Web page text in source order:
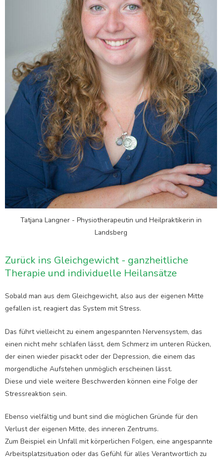
Tatjana Langner - Physiotherapeutin und Heilpraktikerin in
Landsberg
Zurück ins Gleichgewicht - ganzheitliche
Therapie und individuelle Heilansätze
Sobald man aus dem Gleichgewicht, also aus der eigenen Mitte
gefallen ist, reagiert das System mit Stress.
Das führt vielleicht zu einem angespannten Nervensystem, das
einen nicht mehr schlafen lässt, dem Schmerz im unteren Rücken,
der einen wieder pisackt oder der Depression, die einem das
morgendliche Aufstehen unmöglich erscheinen lässt.
Diese und viele weitere Beschwerden können eine Folge der
Stressreaktion sein.
Ebenso vielfältig und bunt sind die möglichen Gründe für den
Verlust der eigenen Mitte, des inneren Zentrums.
Zum Beispiel ein Unfall mit körperlichen Folgen, eine angespannte
Arbeitsplatzsituation oder das Gefühl für alles Verantwortlich zu